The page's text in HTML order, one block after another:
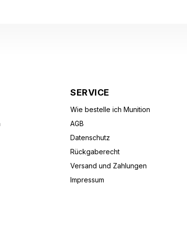
SERVICE
Wie bestelle ich Munition
AGB
Datenschutz
Rückgaberecht
Versand und Zahlungen
Impressum